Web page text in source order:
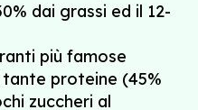
dai grassi ed il 12-
più famose
proteine (45%
zuccheri al